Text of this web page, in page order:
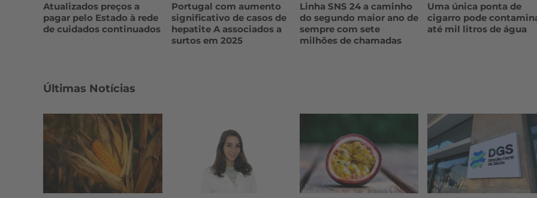
Atualizados preços a
pagar pelo Estado à rede
de cuidados continuados
Portugal com aumento
significativo de casos de
hepatite A associados a
surtos em 2025
Linha SNS 24 a caminho
do segundo maior ano de
sempre com sete
milhões de chamadas
Uma única ponta de
cigarro pode
até mil litros de água
Últimas Notícias